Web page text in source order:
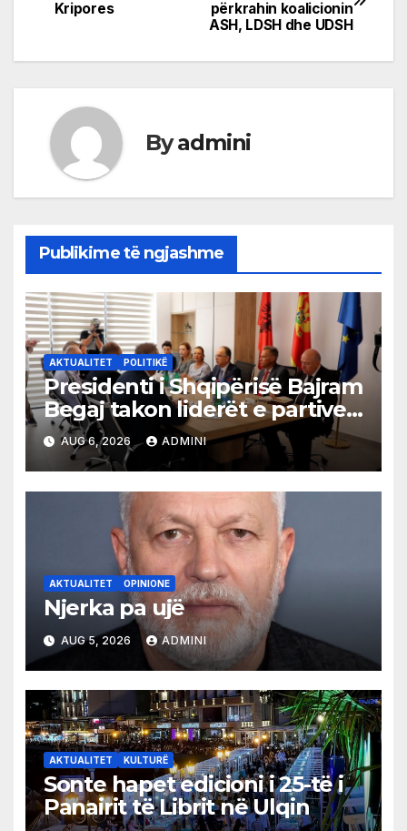
navigation
përkrahin koalicionin
ASH, LDSH dhe UDSH
Kripores
Byadmini
Publikime të ngjashme
AKTUALITET POLITIKË
Presidenti i Shqipërisë Bajram
Begaj takon liderët e partive
shqiptare në Ulqin
AUG 6, 2026 ADMINI
AKTUALITET OPINIONE
Njerka pa ujë
AUG 5, 2026 ADMINI
AKTUALITET KULTURË
Sonte hapet edicioni i 25-të i
Panairit të Librit në Ulqin